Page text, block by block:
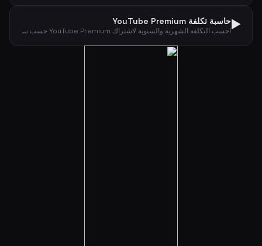
▶️حاسبة تكلفة YouTube Premium
احسب التكلفة الشهرية والسنوية لاشتراك YouTube Premium حسب نوع الخطة.